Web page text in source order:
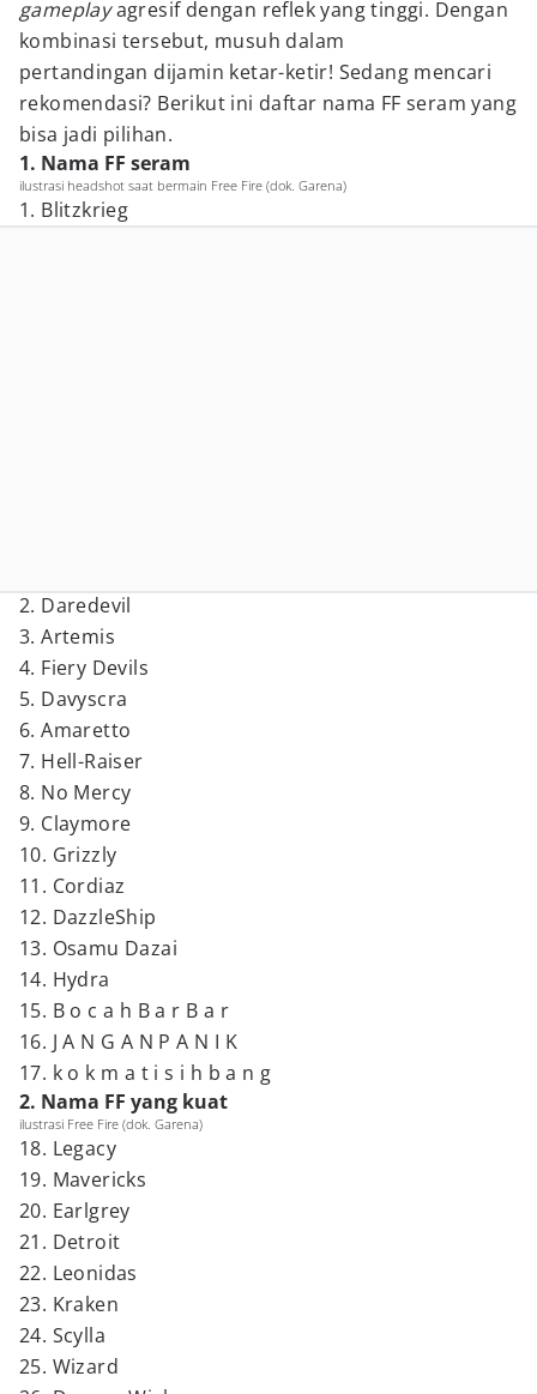
gameplayagresif dengan reflek yang tinggi. Dengan
kombinasi tersebut, musuh dalam
pertandingan dijamin ketar-ketir! Sedang mencari
rekomendasi? Berikut ini daftar nama FF seram yang
bisa jadi pilihan.
1. Nama FF seram
ilustrasi headshot saat bermain Free Fire (dok. Garena)
1. Blitzkrieg
2. Daredevil
3. Artemis
4. Fiery Devils
5. Davyscra
6. Amaretto
7. Hell-Raiser
8. No Mercy
9. Claymore
10. Grizzly
11. Cordiaz
12. DazzleShip
13. Osamu Dazai
14. Hydra
15. B o c a h B a r B a r
16. J A N G A N P A N I K
17. k o k m a t i s i h b a n g
2. Nama FF yang kuat
ilustrasi Free Fire (dok. Garena)
18. Legacy
19. Mavericks
20. Earlgrey
21. Detroit
22. Leonidas
23. Kraken
24. Scylla
25. Wizard